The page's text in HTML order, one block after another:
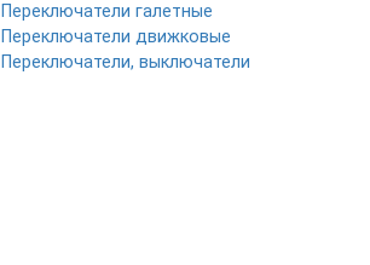
Переключатели галетные
Переключатели движковые
Переключатели, выключатели